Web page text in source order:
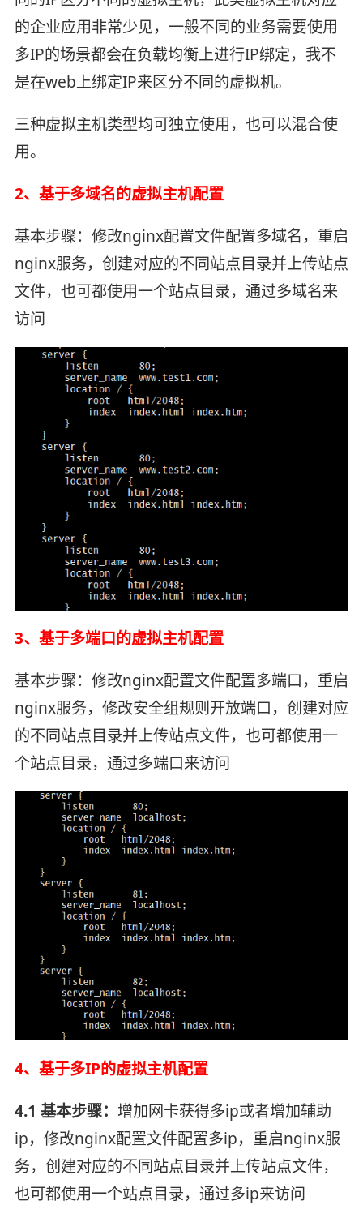
的企业应用非常少见，一般不同的业务需要使用
多IP的场景都会在负载均衡上进行IP绑定，我不
是在web上绑定IP来区分不同的虚拟机。
三种虚拟主机类型均可独立使用，也可以混合使
用。
2、基于多域名的虚拟主机配置
基本步骤：修改nginx配置文件配置多域名，重启
nginx服务，创建对应的不同站点目录并上传站点
文件，也可都使用一个站点目录，通过多域名来
访问
3、基于多端口的虚拟主机配置
基本步骤：修改nginx配置文件配置多端口，重启
nginx服务，修改安全组规则开放端口，创建对应
的不同站点目录并上传站点文件，也可都使用一
个站点目录，通过多端口来访问
4、基于多IP的虚拟主机配置
4.1 基本步骤： 增加网卡获得多ip或者增加辅助
ip，修改nginx配置文件配置多ip，重启nginx服
务，创建对应的不同站点目录并上传站点文件，
也可都使用一个站点目录，通过多ip来访问